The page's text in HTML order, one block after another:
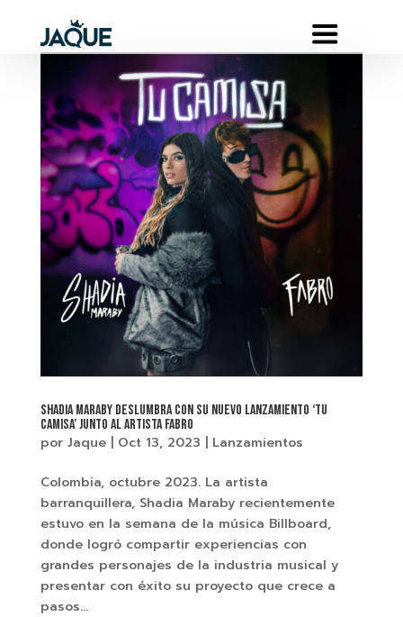
Shadia Maraby deslumbra con su nuevo lanzamiento ‘Tu
Camisa’ junto al artista Fabro
por Jaque| Oct 13, 2023 Lanzamientos
Colombia, octubre 2023. La artista
barranquillera, Shadia Maraby recientemente
estuvo en la semana de la música Billboard,
donde logró compartir experiencias con
grandes personajes de la industria musical y
presentar con éxito su proyecto que crece a
pasos...